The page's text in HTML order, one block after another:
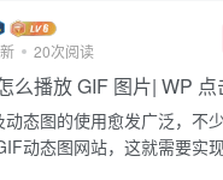
20次阅读
么播放 GIF 图片| WP
态图的使用愈发广泛，不
动态图网站，这就需要实